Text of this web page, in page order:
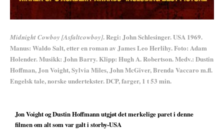
Midnight Cowboy [Asfaltcowboy].Regi: John Schlesinger.USA 1969.
Manus: Waldo Salt, etter en roman av James Leo Herlihy.Foto: Adam
Holender.Musikk: John Barry. Klipp: Hugh A. Robertson.Medv.: Dustin
Hoffman, Jon Voight, Sylvia Miles, John McGiver, Brenda Vaccaro m.fl.
Engelsk tale, norske undertekster. DCP, farger, 1 t 53 min.
Jon Voight og Dustin Hoffmann utgjøt det merkelige paret i denne
filmen om alt som var galt i storby-USA